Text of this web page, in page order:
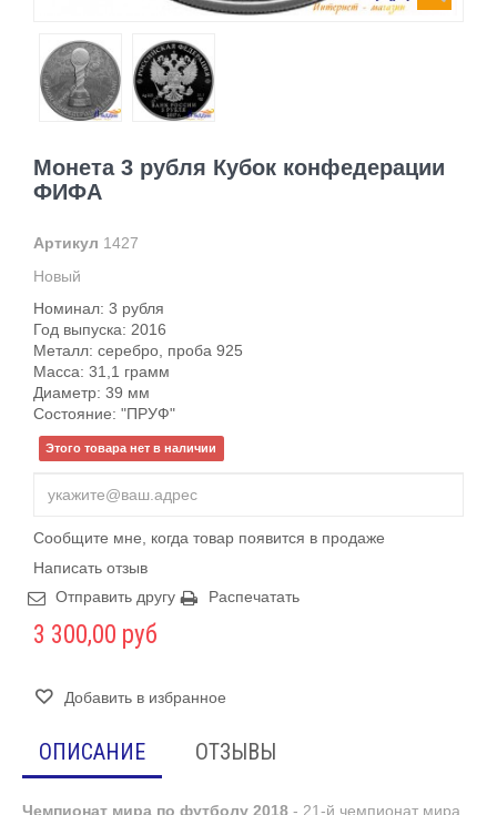
Монета 3 рубля Кубок конфедерации
ФИФА
Артикул 1427
Новый
Номинал: 3 рубля
Год выпуска: 2016
Металл: серебро, проба 925
Масса: 31,1 грамм
Диаметр: 39 мм
Состояние: "ПРУФ"
Этого товара нет в наличии
Сообщите мне, когда товар появится в продаже
Написать отзыв
Отправить другу
Распечатать
3 300,00 руб
Добавить в избранное
ОПИСАНИЕ ОТЗЫВЫ
Чемпионат мира по футболу 2018 - 21-й чемпионат мира